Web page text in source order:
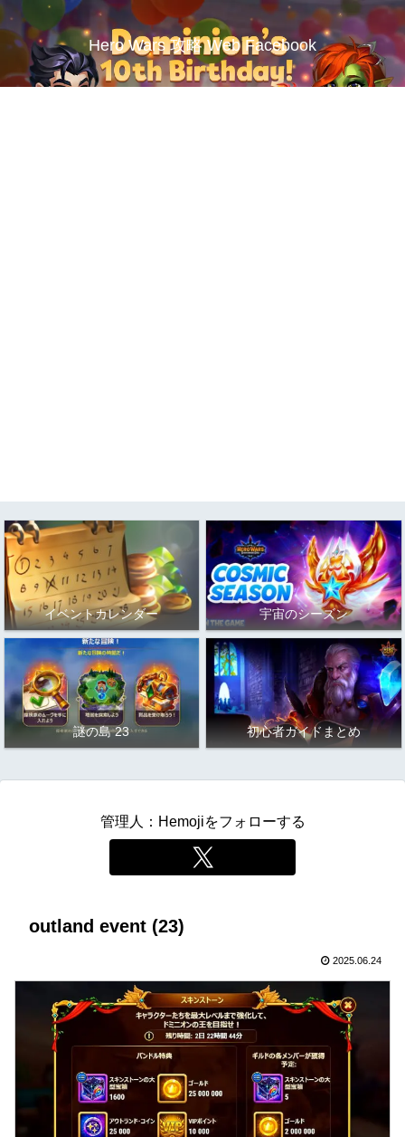
Hero Wars 攻略 Web Facebook
イベントカレンダー 宇宙のシーズン
謎の島 23 初心者ガイドまとめ
管理人：Hemojiをフォローする
outland event (23)
2025.06.24